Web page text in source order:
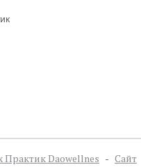
Daowellnes - Сайт